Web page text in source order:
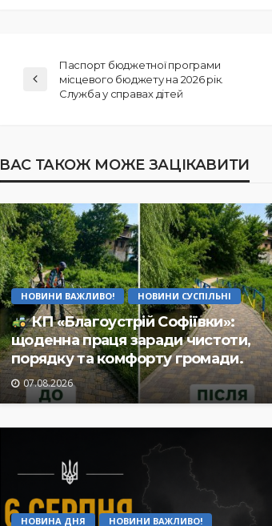
Паспорт бюджетної програми
місцевого бюджету на 2026 рік.
Служба у справах дітей
ВАС ТАКОЖ МОЖЕ ЗАЦІКАВИТИ
НОВИНИ ВАЖЛИВО! НОВИНИ СУСПІЛЬНІ
КП «Благоустрій Софіївки»:
щоденна праця заради чистоти,
порядку та комфорту громади.
07.08.2026
НОВИНА ДНЯ НОВИНИ ВАЖЛИВО!